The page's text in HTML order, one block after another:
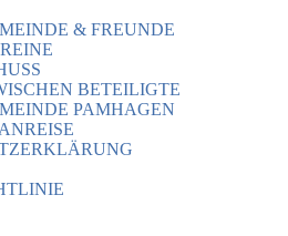
& FREUNDE
BETEILIGTE
PAMHAGEN